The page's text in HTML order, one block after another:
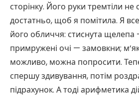
сторінку. Його руки тремтіли не
достатньо, щоб я помітила. Я
його обличчя: стиснута щелепа
примружені очі — замовкни;
можливо, можна попросити.
спершу здивування, потім
підрахунок. А тоді арифметика